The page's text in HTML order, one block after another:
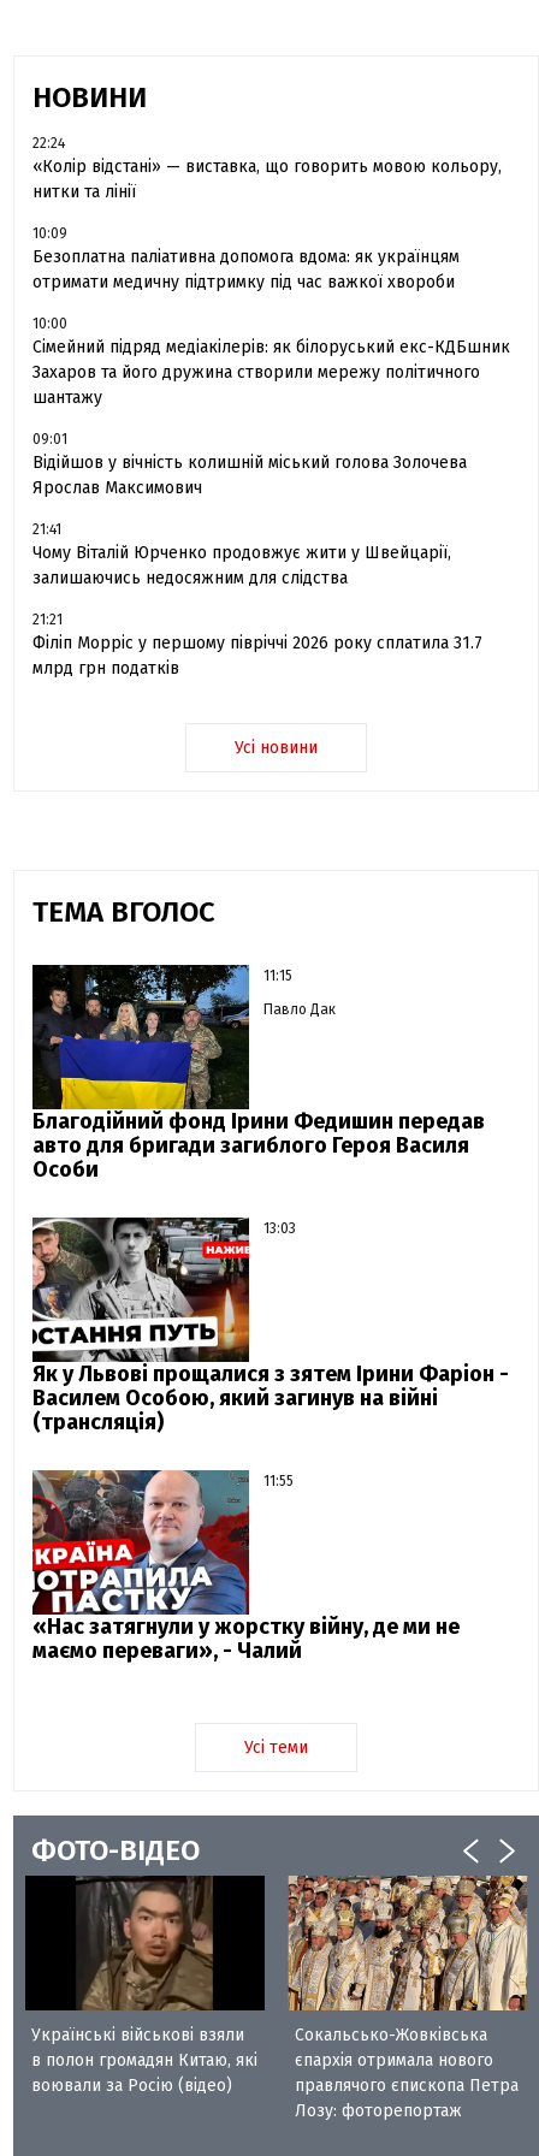
НОВИНИ
22:24
«Колір відстані» — виставка, що говорить мовою кольору,
нитки та лінії
10:09
Безоплатна паліативна допомога вдома: як українцям
отримати медичну підтримку під час важкої хвороби
10:00
Сімейний підряд медіакілерів: як білоруський екс-КДБшник
Захаров та його дружина створили мережу політичного
шантажу
09:01
Відійшов у вічність колишній міський голова Золочева
Ярослав Максимович
21:41
Чому Віталій Юрченко продовжує жити у Швейцарії,
залишаючись недосяжним для слідства
21:21
Філіп Морріс у першому півріччі 2026 року сплатила 31.7
млрд грн податків
Усі новини
ТЕМА ВГОЛОС
11:15
Павло Дак
Благодійний фонд Ірини Федишин передав
авто для бригади загиблого Героя Василя
Особи
13:03
Як у Львові прощалися з зятем Ірини Фаріон -
Василем Особою, який загинув на війні
(трансляція)
11:55
«Нас затягнули у жорстку війну, де ми не
маємо переваги», - Чалий
Усі теми
ФОТО-ВІДЕО
Українські військові взяли
в полон громадян Китаю, які
воювали за Росію (відео)
Сокальсько-Жовківська
єпархія отримала нового
правлячого єпископа Петра
Лозу: фоторепортаж